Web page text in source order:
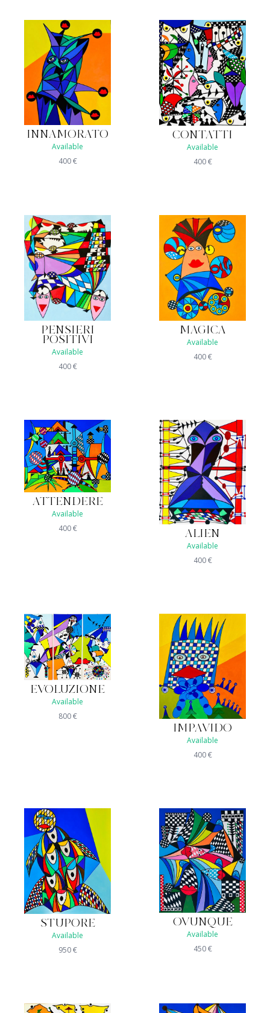
INNAMORATO
Available
400€
CONTATTI
Available
400€
PENSIERI
POSITIVI
Available
400€
MAGICA
Available
400€
ATTENDERE
Available
400€
ALIEN
Available
400€
EVOLUZIONE
Available
800€
IMPAVIDO
Available
400€
STUPORE
Available
950€
OVUNQUE
Available
450€